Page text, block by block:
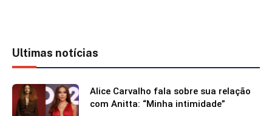
Ultimas notícias
Alice Carvalho fala sobre sua relação
com Anitta: “Minha intimidade”